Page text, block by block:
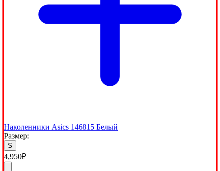
Наколенники Asics 146815 Белый
Размер:
S
4,950₽